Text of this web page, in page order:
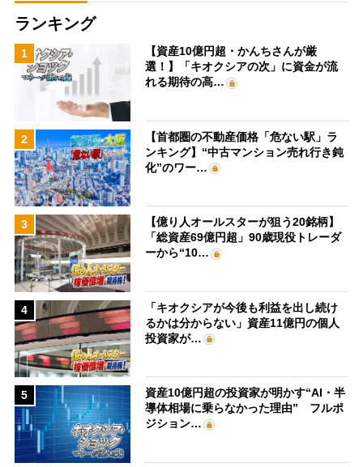
ランキング
1
【資産10億円超・かんちさんが厳
選！】「キオクシアの次」に資金が流
れる期待の高…
2
【首都圏の不動産価格「危ない駅」ラ
ンキング】“中古マンション売れ行き鈍
化”のワー…
3
【億り人オールスターが狙う20銘柄】
「総資産69億円超」90歳現役トレーダ
ーから“10…
4
「キオクシアが今後も利益を出し続け
るかは分からない」資産11億円の個人
投資家が…
5
資産10億円超の投資家が明かす“AI・半
導体相場に乗らなかった理由” フルポ
ジション…